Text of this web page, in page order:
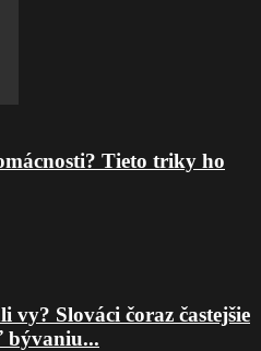
Tieto triky ho
vy? Slováci čoraz častejšie
bývaniu...